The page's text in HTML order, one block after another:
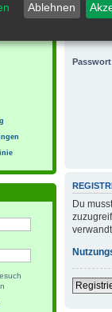
Um
Du
Ablehnen